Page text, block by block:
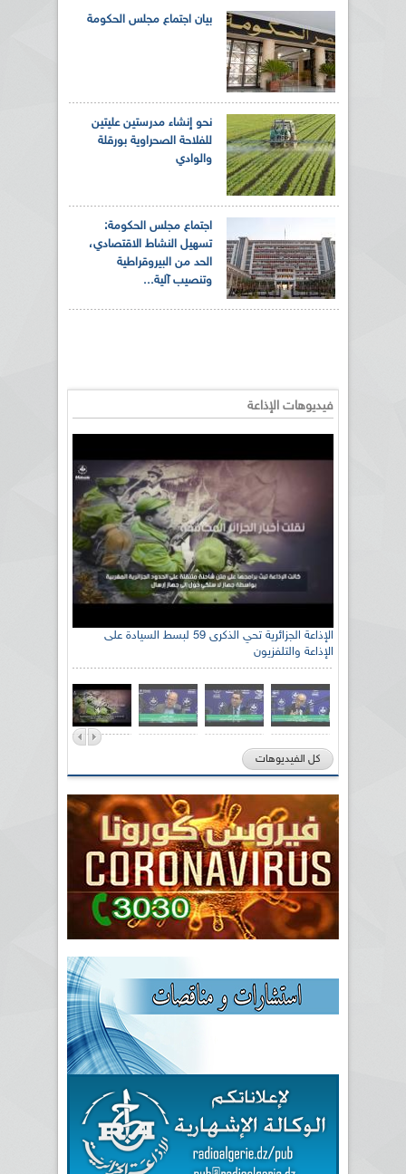
بيان اجتماع مجلس الحكومة
نحو إنشاء مدرستين عليتين
للفلاحة الصحراوية بورقلة
والوادي
اجتماع مجلس الحكومة:
تسهيل النشاط الاقتصادي،
الحد من البيروقراطية
وتنصيب آلية...
فيديوهات الإذاعة
الإذاعة الجزائرية تحي الذكرى 59 لبسط السيادة على
الإذاعة والتلفزيون
كل الفيديوهات